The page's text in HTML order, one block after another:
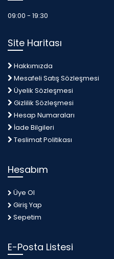
09:00 - 19:30
Site Haritası
Hakkımızda
Mesafeli Satış Sözleşmesi
Üyelik Sözleşmesi
Gizlilik Sözleşmesi
Hesap Numaraları
İade Bilgileri
Teslimat Politikası
Hesabım
Üye Ol
Giriş Yap
Sepetim
E-Posta Listesi